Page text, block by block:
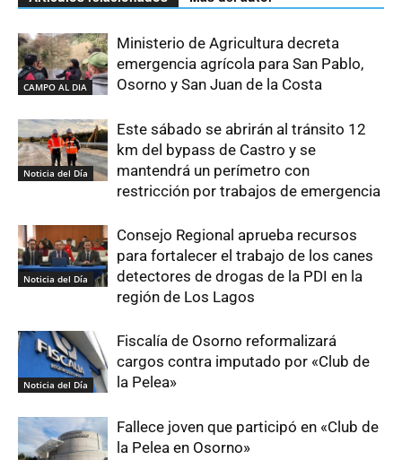
CAMPO AL DIA
Ministerio de Agricultura decreta
emergencia agrícola para San Pablo,
Osorno y San Juan de la Costa
Noticia del Día
Este sábado se abrirán al tránsito 12
km del bypass de Castro y se
mantendrá un perímetro con
restricción por trabajos de emergencia
Noticia del Día
Consejo Regional aprueba recursos
para fortalecer el trabajo de los canes
detectores de drogas de la PDI en la
región de Los Lagos
Noticia del Día
Fiscalía de Osorno reformalizará
cargos contra imputado por «Club de
la Pelea»
Fallece joven que participó en «Club de
la Pelea en Osorno»